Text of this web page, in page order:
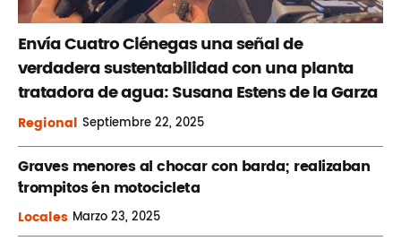
Envía Cuatro Ciénegas una señal de
verdadera sustentabilidad con una planta
tratadora de agua: Susana Estens de la Garza
Regional Septiembre22, 2025
Graves menores al chocar con barda; realizaban
´trompitos ´en motocicleta
Locales Marzo23, 2025